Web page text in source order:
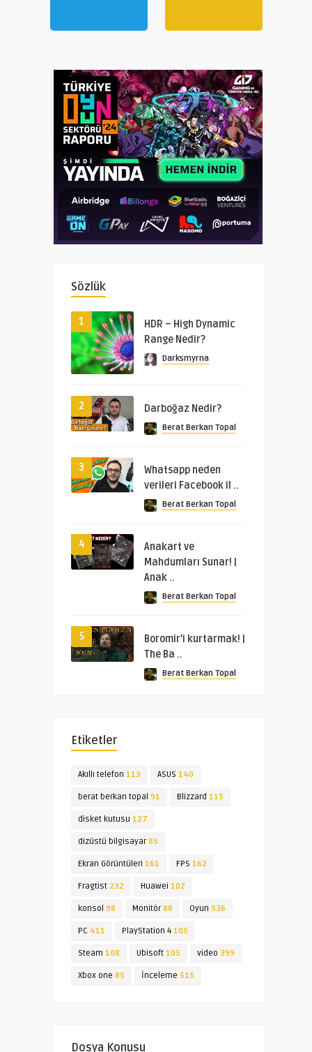
Sözlük
1
HDR – High Dynamic
Range Nedir?
Darksmyrna
2 Darboğaz Nedir?
Berat Berkan Topal
3
Whatsapp neden
verileri Facebook il ..
Berat Berkan Topal
4
Anakart ve
Mahdumları Sunar! |
Anak ..
Berat Berkan Topal
5
Boromir’i kurtarmak! |
The Ba ..
Berat Berkan Topal
Etiketler
Akıllı telefon 113 ASUS 140
berat berkan topal 91 Blizzard 115
disket kutusu 127
dizüstü bilgisayar85
Ekran Görüntüleri 161 FPS 162
Fragtist 232 Huawei 102
konsol 98 Monitör88 Oyun 536
PC 411 PlayStation 4 105
Steam 108 Ubisoft 105 video 399
Xbox one 85 İnceleme 515
Dosya Konusu